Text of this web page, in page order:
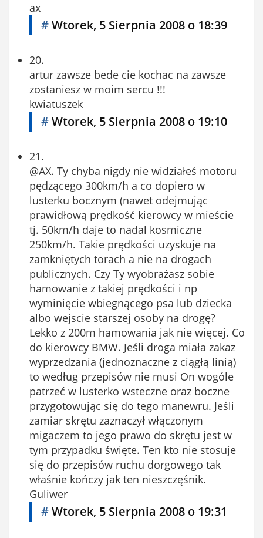
ax
#Wtorek, 5 Sierpnia 2008 o 18:39
20.
artur zawsze bede cie kochac na zawsze
zostaniesz w moim sercu !!!
kwiatuszek
#Wtorek, 5 Sierpnia 2008 o 19:10
21.
@AX. Ty chyba nigdy nie widziałeś motoru
pędzącego 300km/h a co dopiero w
lusterku bocznym (nawet odejmując
prawidłową prędkość kierowcy w mieście
tj. 50km/h daje to nadal kosmiczne
250km/h. Takie prędkości uzyskuje na
zamkniętych torach a nie na drogach
publicznych. Czy Ty wyobrażasz sobie
hamowanie z takiej prędkości i np
wyminięcie wbiegnącego psa lub dziecka
albo wejscie starszej osoby na drogę?
Lekko z 200m hamowania jak nie więcej. Co
do kierowcy BMW. Jeśli droga miała zakaz
wyprzedzania (jednoznaczne z ciągłą linią)
to według przepisów nie musi On wogóle
patrzeć w lusterko wsteczne oraz boczne
przygotowując się do tego manewru. Jeśli
zamiar skrętu zaznaczył włączonym
migaczem to jego prawo do skrętu jest w
tym przypadku święte. Ten kto nie stosuje
się do przepisów ruchu dorgowego tak
właśnie kończy jak ten nieszczęśnik.
Guliwer
#Wtorek, 5 Sierpnia 2008 o 19:31